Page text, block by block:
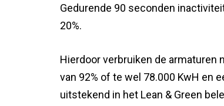
Gedurende 90 seconden
20%.
Hierdoor verbruiken de armaturen
van 92% of te wel 78.000 KwH en
uitstekend in het Lean & Green